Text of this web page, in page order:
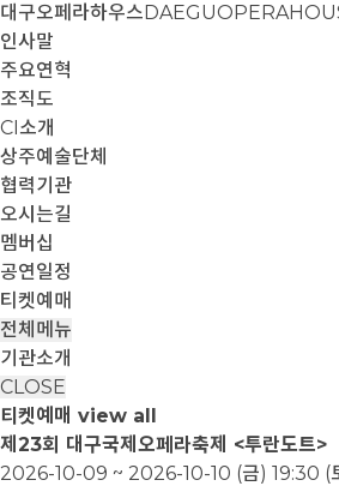
대구오페라하우스
인사말
주요연혁
조직도
CI소개
상주예술단체
협력기관
오시는길
멤버십
공연일정
티켓예매
전체메뉴
기관소개
CLOSE
티켓예매 view all
제23회 대구국제오페라축제 <투란도트>
2026-10-09 ~ 2026-10-10 (금) 19:30 (